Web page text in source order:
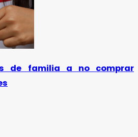
de familia a no comprar